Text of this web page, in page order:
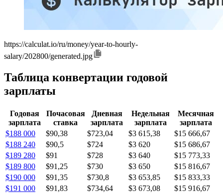
https://calculat.io/ru/money/year-to-hourly-
salary/202800/generated.jpg
Таблица конвертации годовой
зарплаты
Годовая
зарплата
Почасовая
ставка
Дневная
зарплата
Недельная
зарплата
Месячная
зарплата
$188 000
$90,38 $723,04 $3 615,38
$15 666,67
$188 240
$90,5 $724 $3 620
$15 686,67
$189 280
$91 $728 $3 640
$15 773,33
$189 800
$91,25 $730 $3 650
$15 816,67
$190 000
$91,35 $730,8 $3 653,85
$15 833,33
$191 000
$91,83 $734,64 $3 673,08
$15 916,67